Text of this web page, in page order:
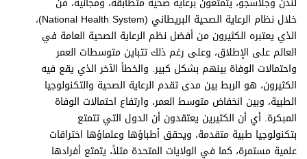
خلال نظام الرعاية الصحية البريطاني (National Health System)،
الذي يعتبره الكثيرون من أفضل نظم الرعاية الصحية العامة في
العالم على الإطلاق، وعلى رغم ذلك تتباين متوسطات العمر
واحتمالات الوفاة بينهم بشكل كبير. والخطأ الآخر الذي يقع فيه
الكثيرون، هو الربط بين مدى تقدم الرعاية الصحية والتكنولوجيا
الطبية، وبين انخفاض متوسط العمر، وارتفاع احتمالات الوفاة
المبكرة. أي أن الكثيرين يعتقدون أن الدول التي تتمتع
بتكنولوجيا طبية متقدمة، ويحقق أطباؤها وعلماؤها اختراقات
علمية مستمرة، كما في الولايات المتحدة مثلاً، يتمتع أفرادها